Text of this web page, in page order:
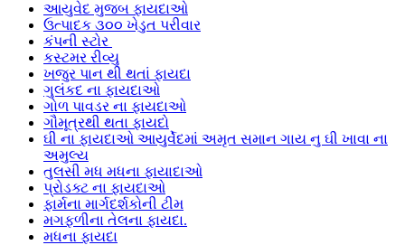
આયુવેદ મુજબ ફાયદાઓ
ઉત્પાદક ૩૦૦ ખેડુત પરીવાર
કંપની સ્ટોર
કસ્ટમર રીવ્યુ
ખજુર પાન થી થતાં ફાયદા
ગુલંકદ ના ફાયદાઓ
ગોળ પાવડર ના ફાયદાઓ
ગૌમૂત્રથી થતા ફાયદો
ઘી ના ફાયદાઓ આયુર્વેદમાં અમૃત સમાન ગાય નુ ઘી ખાવા ના
અમુલ્ય
તુલસી મધ મધના ફાયાદાઓ
પ્રોડક્ટ ના ફાયદાઓ
ફાર્મના માર્ગદર્શકોની ટીમ
મગફળીના તેલના ફાયદા.
મધના ફાયદા